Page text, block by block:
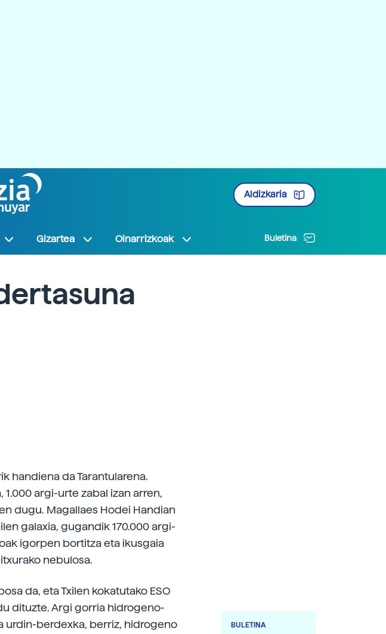
Aldizkaria
Gizartea Oinarrizkoak Buletina
handiena da Tarantularena.
argi-urte zabal izan arren,
dugu. Magallaes Hodei Handian
galaxia, gugandik 170.000 argi-
igorpen bortitza eta ikusgaia
nebulosa.
da, eta Txilen kokatutako ESO
dituzte. Argi gorria hidrogeno-
urdin-berdexka, berriz, hidrogeno
BULETINA